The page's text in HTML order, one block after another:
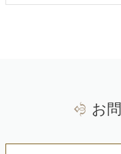
お